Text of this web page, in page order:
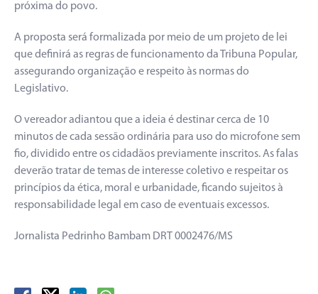
próxima do povo.
A proposta será formalizada por meio de um projeto de lei
que definirá as regras de funcionamento da Tribuna Popular,
assegurando organização e respeito às normas do
Legislativo.
O vereador adiantou que a ideia é destinar cerca de 10
minutos de cada sessão ordinária para uso do microfone sem
fio, dividido entre os cidadãos previamente inscritos. As falas
deverão tratar de temas de interesse coletivo e respeitar os
princípios da ética, moral e urbanidade, ficando sujeitos à
responsabilidade legal em caso de eventuais excessos.
Jornalista Pedrinho Bambam DRT 0002476/MS